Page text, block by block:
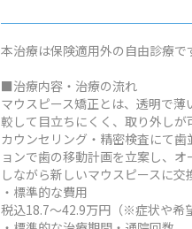
本治療は保険適用外の自由診療で
■治療内容・治療の流れ
マウスピース矯正とは、透明で
較して目立ちにくく、取り外しが
カウンセリング・精密検査にて
ョンで歯の移動計画を立案し、
しながら新しいマウスピースに
・標準的な費用
税込18.7～42.9万円（※症状や希